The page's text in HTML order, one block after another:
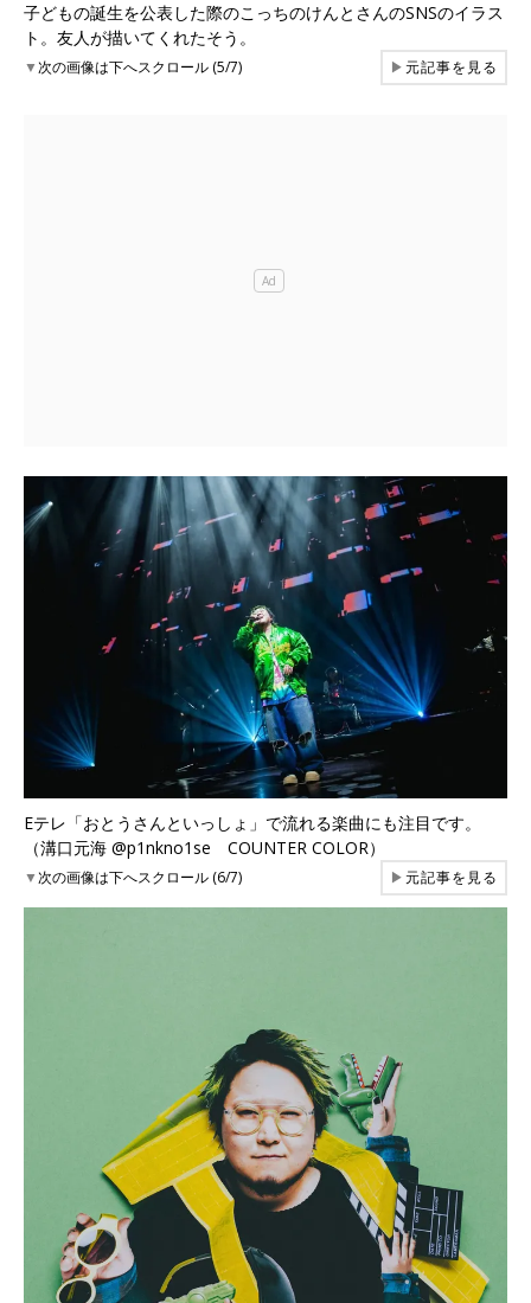
子どもの誕生を公表した際のこっちのけんとさんのSNSのイラス
ト。友人が描いてくれたそう。
▼次の画像は下へスクロール (5/7) ▶元記事を見る
Eテレ「おとうさんといっしょ」で流れる楽曲にも注目です。
（溝口元海 @p1nkno1se COUNTER COLOR）
▼次の画像は下へスクロール (6/7) ▶元記事を見る